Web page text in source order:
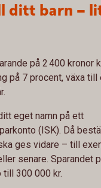
ditt barn –
på 2 400 kronor
på 7 procent, växa till
eget namn på ett
(ISK). Då
ges vidare – till
senare. Sparandet
300 000 kr.